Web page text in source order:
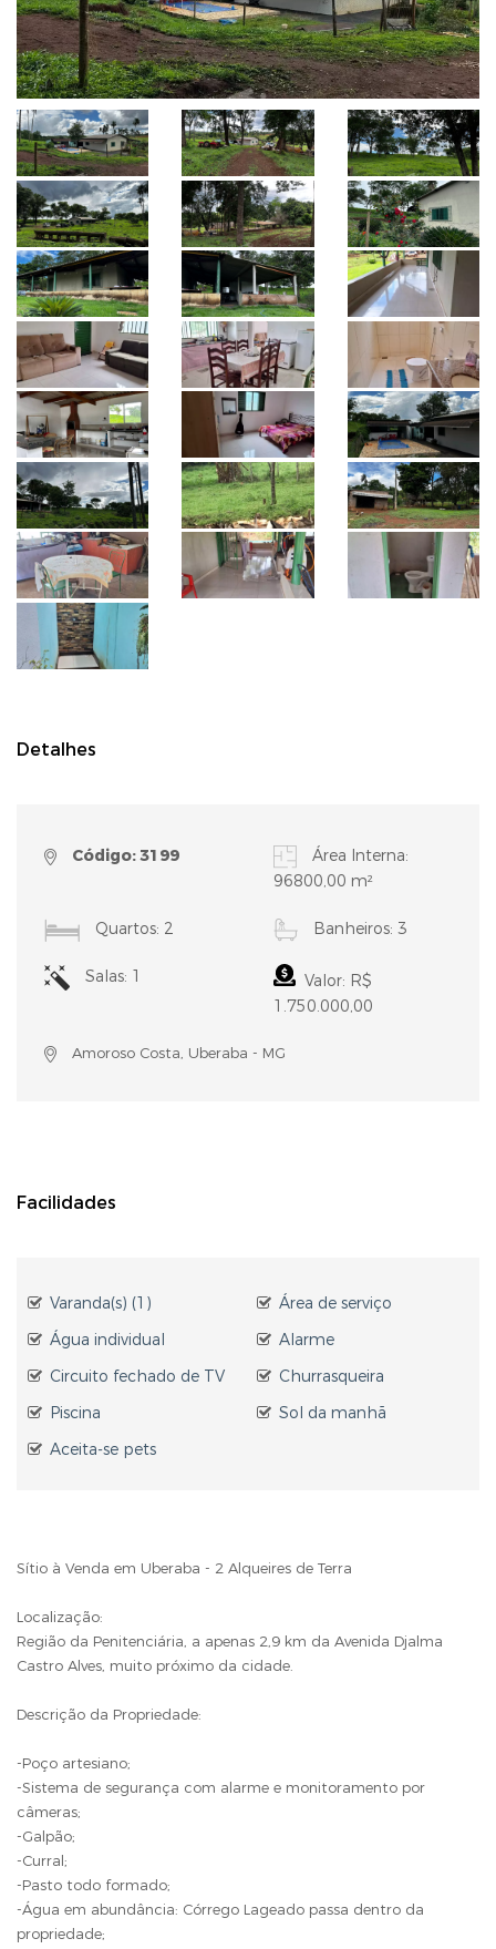
Detalhes
Código: 3199
Área Interna:
96800,00 m²
Quartos: 2 Banheiros: 3
Salas: 1
Valor: R$
1.750.000,00
Amoroso Costa, Uberaba - MG
Facilidades
Varanda(s) (1)
Área de serviço
Água individual
Alarme
Circuito fechado de TV
Churrasqueira
Piscina
Sol da manhã
Aceita-se pets
Sítio à Venda em Uberaba - 2 Alqueires de Terra
Localização:
Região da Penitenciária, a apenas 2,9 km da Avenida Djalma
Castro Alves, muito próximo da cidade.
Descrição da Propriedade:
-Poço artesiano;
-Sistema de segurança com alarme e monitoramento por
câmeras;
-Galpão;
-Curral;
-Pasto todo formado;
-Água em abundância: Córrego Lageado passa dentro da
propriedade;